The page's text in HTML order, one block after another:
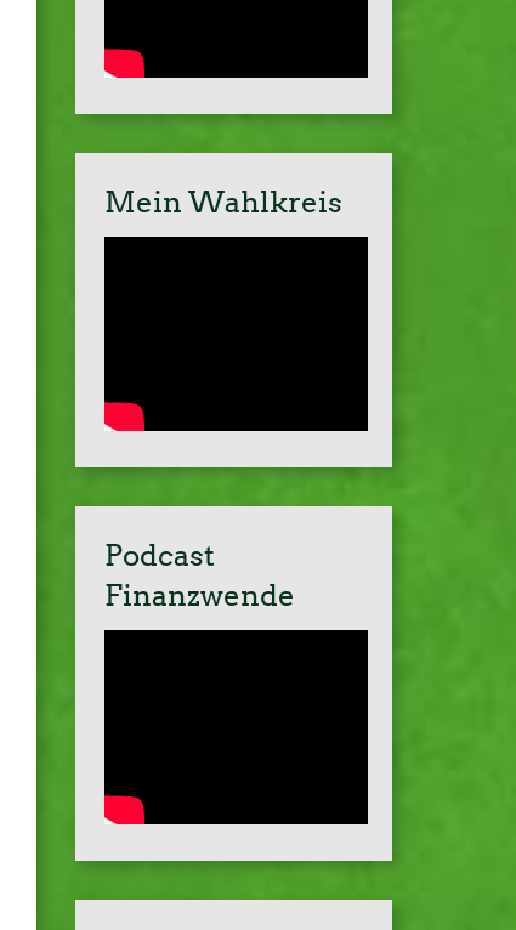
Mein Wahlkreis
Podcast
Finanzwende